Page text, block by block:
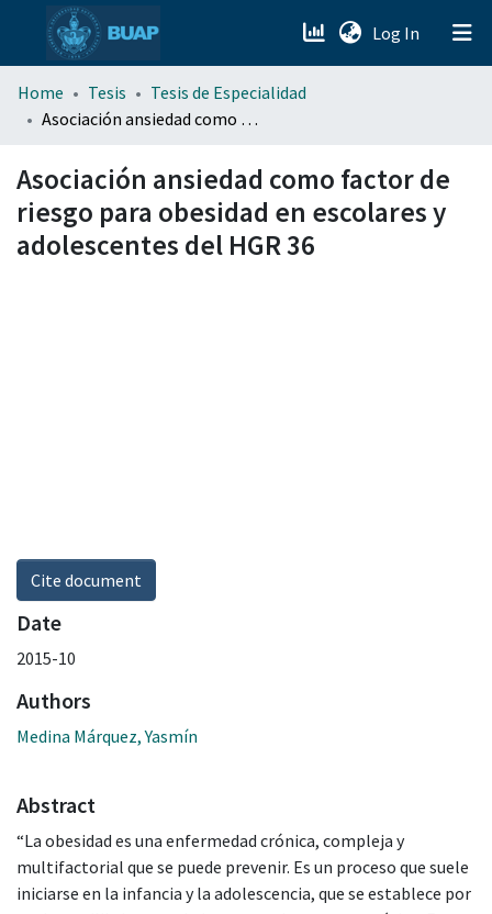
Log In (current)
menu.section.about_menu
Home Tesis
Tesis de Especialidad
Asociación ansiedad como factor de riesgo para obesidad en escolares y adolescentes del HGR 36
Asociación ansiedad como factor de
riesgo para obesidad en escolares y
adolescentes del HGR 36
Cite document
Date
2015-10
Authors
Medina Márquez, Yasmín
Abstract
“La obesidad es una enfermedad crónica, compleja y
multifactorial que se puede prevenir. Es un proceso que suele
iniciarse en la infancia y la adolescencia, que se establece por